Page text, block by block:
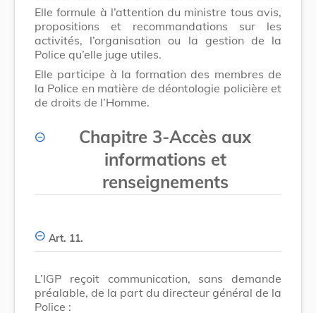
Elle formule à l’attention du ministre tous avis,
propositions et recommandations sur les
activités, l’organisation ou la gestion de la
Police qu’elle juge utiles.
Elle participe à la formation des membres de
la Police en matière de déontologie policière et
de droits de l’Homme.
Chapitre 3-Accès aux
informations et
renseignements
Art. 11.
L’IGP reçoit communication, sans demande
préalable, de la part du directeur général de la
Police :